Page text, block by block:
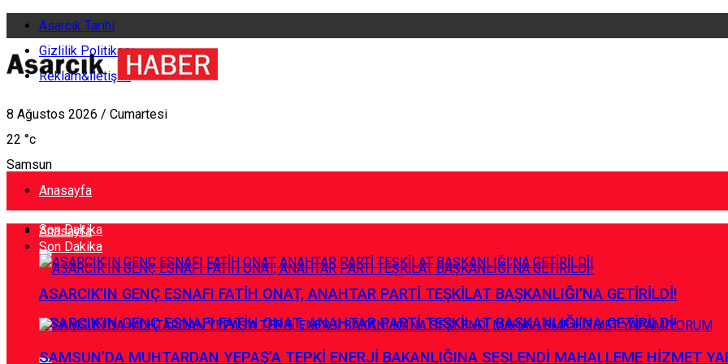
Asarcık Tarihi
Gizlilik Politikası
Reklam&İletişim
8 Ağustos 2026 / Cumartesi
22 °c
Samsun
Anasayfa
Son Dakika
ASARCIK’IN GENÇ ESNAFI FATİH ONAT, ANAHTAR PARTİ TEŞKİLAT BAŞKANLIĞI’NA GETİRİLDİ!
Anasayfa
Son Dakika
ASARCIK’IN GENÇ ESNAFI FATİH ONAT, ANAHTAR PARTİ TEŞKİLAT BAŞKANLIĞI’NA GETİRİLDİ!
SAMSUN’DA MUHTARDAN YEPAŞ’A TEPKİ ENERJİ BAKANLIĞINA SESLENDİ MAHALLEME HİZMET